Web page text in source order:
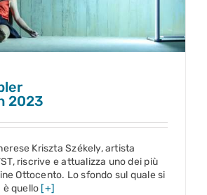
2023
Kriszta Székely, artista
riscrive e attualizza uno dei più
Ottocento. Lo sfondo sul quale si
è quello [+]